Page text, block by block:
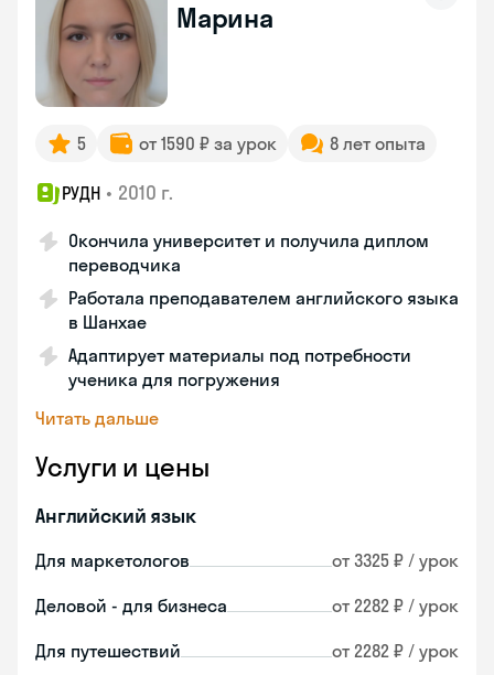
Марина
5 от 1590 ₽ за урок 8 лет опыта
РУДН • 2010 г.
Окончила университет и получила диплом
переводчика
Работала преподавателем английского языка
в Шанхае
Адаптирует материалы под потребности
ученика для погружения
Читать дальше
Услуги и цены
Английский язык
Для маркетологов от 3325 ₽ / урок
Деловой - для бизнеса от 2282 ₽ / урок
Для путешествий от 2282 ₽ / урок